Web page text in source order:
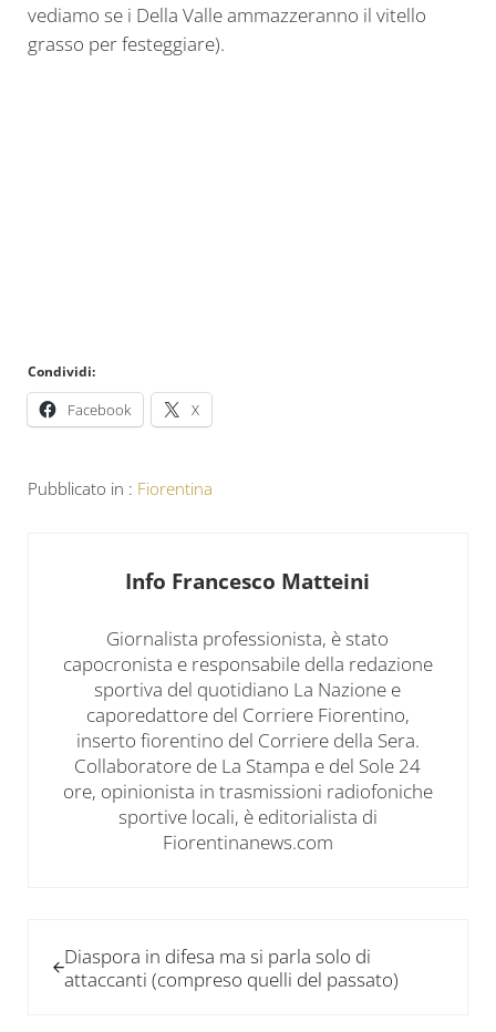
vediamo se i Della Valle ammazzeranno il vitello
grasso per festeggiare).
Condividi:
Facebook X
Pubblicato in : Fiorentina
Info Francesco Matteini
Giornalista professionista, è stato
capocronista e responsabile della redazione
sportiva del quotidiano La Nazione e
caporedattore del Corriere Fiorentino,
inserto fiorentino del Corriere della Sera.
Collaboratore de La Stampa e del Sole 24
ore, opinionista in trasmissioni radiofoniche
sportive locali, è editorialista di
Fiorentinanews.com
Diaspora in difesa ma si parla solo di
attaccanti (compreso quelli del passato)